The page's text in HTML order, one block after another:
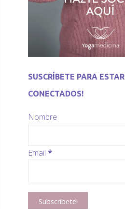
SUSCRÍBETE PARA
CONECTADOS!
Nombre
Email *